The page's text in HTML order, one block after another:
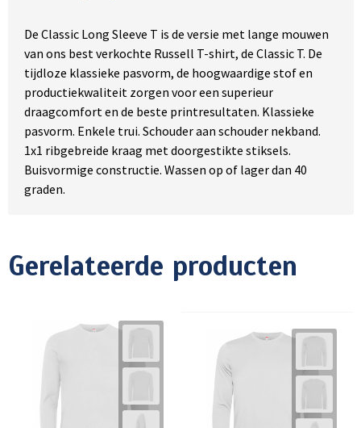
De Classic Long Sleeve T is de versie met lange mouwen
van ons best verkochte Russell T-shirt, de Classic T. De
tijdloze klassieke pasvorm, de hoogwaardige stof en
productiekwaliteit zorgen voor een superieur
draagcomfort en de beste printresultaten. Klassieke
pasvorm. Enkele trui. Schouder aan schouder nekband.
1x1 ribgebreide kraag met doorgestikte stiksels.
Buisvormige constructie. Wassen op of lager dan 40
graden.
Gerelateerde producten